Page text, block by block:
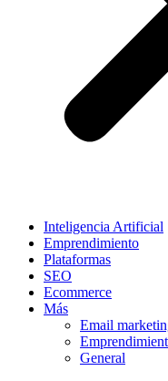
Inteligencia Artificial
Emprendimiento
Plataformas
SEO
Ecommerce
Más
Email
General